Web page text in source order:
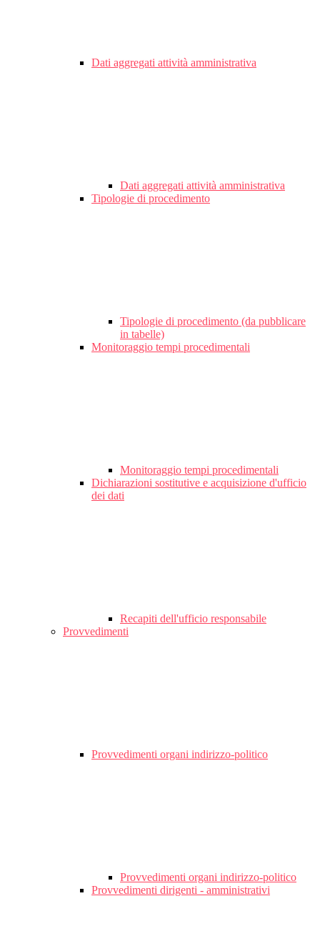
Dati aggregati attività amministrativa
Dati aggregati attività amministrativa
Tipologie di procedimento
Tipologie di procedimento (da pubblicare
in tabelle)
Monitoraggio tempi procedimentali
Monitoraggio tempi procedimentali
Dichiarazioni sostitutive e acquisizione d'ufficio
dei dati
Recapiti dell'ufficio responsabile
Provvedimenti
Provvedimenti organi indirizzo-politico
Provvedimenti organi indirizzo-politico
Provvedimenti dirigenti - amministrativi